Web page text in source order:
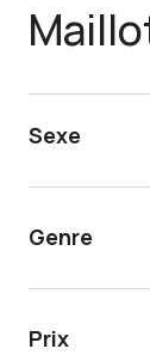
Sexe
Genre
Prix